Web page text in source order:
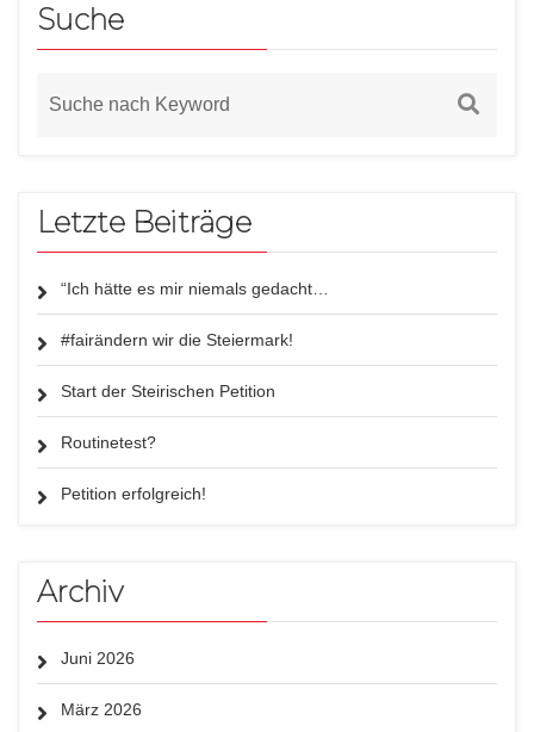
Suche
Letzte Beiträge
“Ich hätte es mir niemals gedacht…
#fairändern wir die Steiermark!
Start der Steirischen Petition
Routinetest?
Petition erfolgreich!
Archiv
Juni 2026
März 2026